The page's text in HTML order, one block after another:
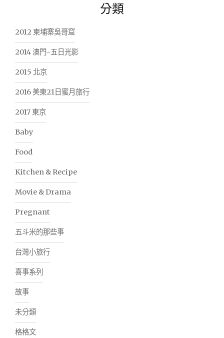
分類
2012 柬埔寨吳哥窟
2014 澳門-五日光影
2015 北京
2016 美東21日蜜月旅行
2017 東京
Baby
Food
Kitchen & Recipe
Movie & Drama
Pregnant
五斗米的那些事
台灣小旅行
喜事系列
故事
未分類
格格文